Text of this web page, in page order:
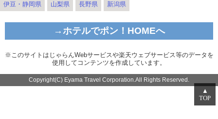
伊豆・静岡県 山梨県 長野県 新潟県
→ホテルでポン！HOMEへ
※このサイトはじゃらんWebサービスや楽天ウェブサービス等のデータを
使用してコンテンツを作成しています。
Copyright(C) Eyama Travel Corporation.All Rights Reserved.
▲
TOP